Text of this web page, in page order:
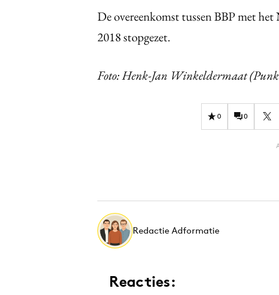
De overeenkomst tussen BBP met
2018 stopgezet.
Foto: Henk-Jan Winkeldermaat
0 0
Redactie Adformatie
Reacties: